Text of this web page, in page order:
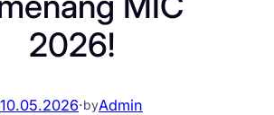
2026!
10.05.2026·byAdmin